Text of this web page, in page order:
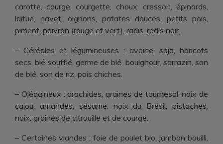
carotte, courge, courgette, choux, cresson, épinards,
laitue, navet, oignons, patates douces, petits pois,
piment, poivron (rouge et vert), radis, radis noir.
– Céréales et légumineuses : avoine, soja, haricots
secs, blé soufflé, germe de blé, boulghour, sarrazin, son
de blé, son de riz, pois chiches.
– Oléagineux : arachides, graines de tournesol, noix de
cajou, amandes, sésame, noix du Brésil, pistaches,
noix, graines de citrouille et de courge.
– Certaines viandes : foie de poulet bio, jambon bouilli,